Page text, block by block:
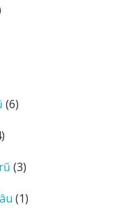
66
4
phẩm
33
phẩm
11